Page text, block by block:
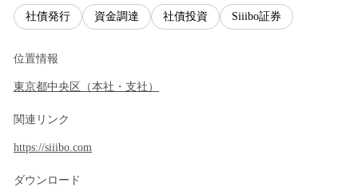
社債発行 資金調達 社債投資 Siiibo証券
位置情報
東京都中央区 （本社・支社 ）
関連リンク
https://siiibo.com
ダウンロード